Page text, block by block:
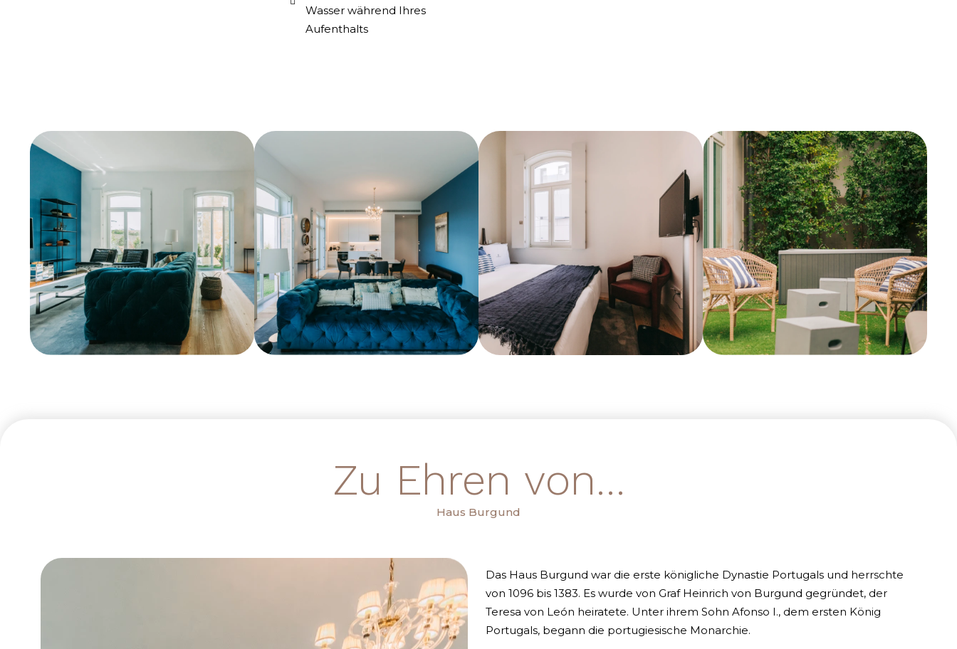
Wasser während Ihres
Aufenthalts
Zu Ehren von…
Haus Burgund
Das Haus Burgund war die erste königliche Dynastie Portugals und herrschte
von 1096 bis 1383. Es wurde von Graf Heinrich von Burgund gegründet, der
Teresa von León heiratete. Unter ihrem Sohn Afonso I., dem ersten König
Portugals, begann die portugiesische Monarchie.